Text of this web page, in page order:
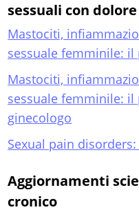
sessuali con dolore
Mastociti,
sessuale femminile:
Mastociti,
sessuale femminile:
ginecologo
Sexual pain
Aggiornamenti
cronico